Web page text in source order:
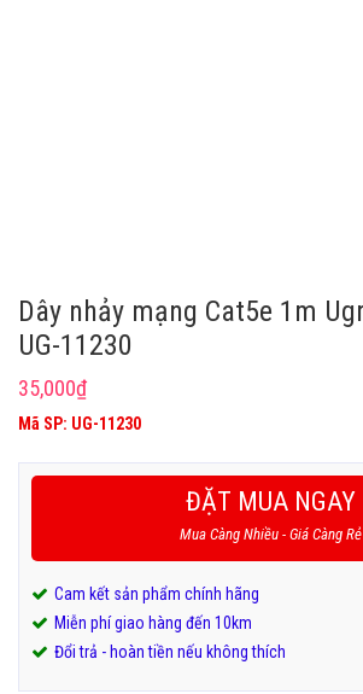
Dây nhảy mạng Cat5e 1m
UG-11230
35,000₫
Mã SP: UG-11230
ĐẶT MUA NGAY
Mua Càng Nhiều - Giá Càng Rẻ
Cam kết sản phẩm chính hãng
Miễn phí giao hàng đến 10km
Đổi trả - hoàn tiền nếu không thích